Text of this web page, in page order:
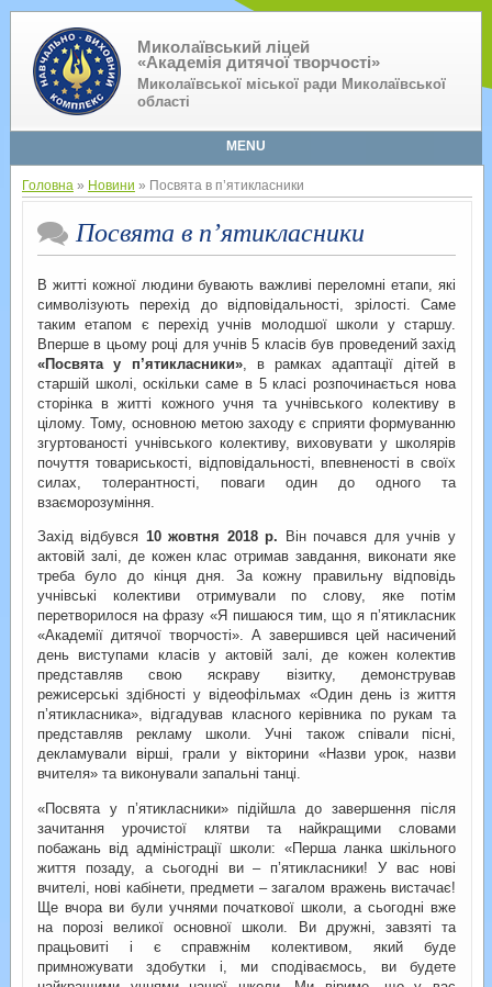
Миколаївський ліцей
«Академія дитячої творчості»
Миколаївської міської ради Миколаївської
області
MENU
Головна» Новини » Посвята в п’ятикласники
Посвята в п’ятикласники
В житті кожної людини бувають важливі переломні етапи, які
символізують перехід до відповідальності, зрілості. Саме
таким етапом є перехід учнів молодшої школи у старшу.
Вперше в цьому році для учнів 5 класів був проведений захід
«Посвята у п’ятикласники», в рамках адаптації дітей в
старшій школі, оскільки саме в 5 класі розпочинається нова
сторінка в житті кожного учня та учнівського колективу в
цілому. Тому, основною метою заходу є сприяти формуванню
згуртованості учнівського колективу, виховувати у школярів
почуття товариськості, відповідальності, впевненості в своїх
силах, толерантності, поваги один до одного та
взаєморозуміння.
Захід відбувся 10 жовтня 2018 р. Він почався для учнів у
актовій залі, де кожен клас отримав завдання, виконати яке
треба було до кінця дня. За кожну правильну відповідь
учнівські колективи отримували по слову, яке потім
перетворилося на фразу «Я пишаюся тим, що я п’ятикласник
«Академії дитячої творчості». А завершився цей насичений
день виступами класів у актовій залі, де кожен колектив
представляв свою яскраву візитку, демонстрував
режисерські здібності у відеофільмах «Один день із життя
п’ятикласника», відгадував класного керівника по рукам та
представляв рекламу школи. Учні також співали пісні,
декламували вірші, грали у вікторини «Назви урок, назви
вчителя» та виконували запальні танці.
«Посвята у п’ятикласники» підійшла до завершення після
зачитання урочистої клятви та найкращими словами
побажань від адміністрації школи: «Перша ланка шкільного
життя позаду, а сьогодні ви – п’ятикласники! У вас нові
вчителі, нові кабінети, предмети – загалом вражень вистачає!
Ще вчора ви були учнями початкової школи, а сьогодні вже
на порозі великої основної школи. Ви дружні, завзяті та
працьовиті і є справжнім колективом, який буде
примножувати здобутки і, ми сподіваємось, ви будете